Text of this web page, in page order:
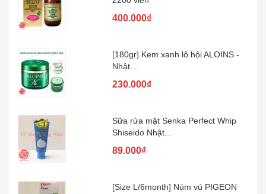
Nhật...
Shiseido Nhật...
cổ rộng chất...